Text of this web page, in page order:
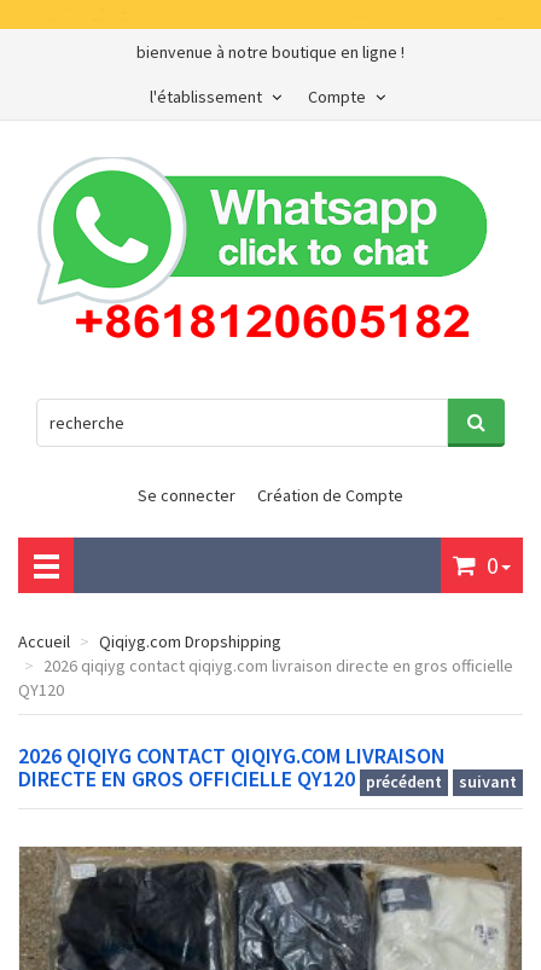
bienvenue à notre boutique en ligne !
Compte
l'établissement
Se connecter Création de Compte
0
Accueil
Qiqiyg.com Dropshipping
2026 qiqiyg contact qiqiyg.com livraison directe en gros officielle
QY120
2026 QIQIYG CONTACT QIQIYG.COM LIVRAISON
DIRECTE EN GROS OFFICIELLE QY120 précédent suivant